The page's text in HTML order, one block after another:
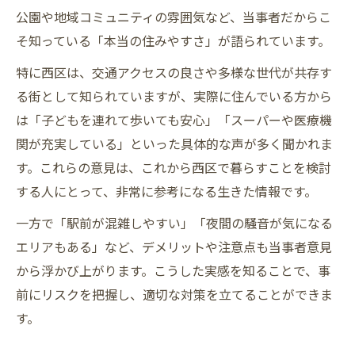
夫
当事者の視点から探る制度選びのコツ
支援制度の比較に役立つ当事者体験談まと
め
パートナーシップ制度の実態を当事者が語る
パートナーシップ制度を当事者が体験した
感想
当事者が語る大阪市パートナーシップ制度
の現状
パートナーシップ制度のメリット・デメリ
ット比較表
事実婚や家族の形を当事者目線で考える
公園や地域コミュニティの雰囲気など、当事者だからこ
そ知っている「本当の住みやすさ」が語られています。
特に西区は、交通アクセスの良さや多様な世代が共存す
る街として知られていますが、実際に住んでいる方から
は「子どもを連れて歩いても安心」「スーパーや医療機
関が充実している」といった具体的な声が多く聞かれま
す。これらの意見は、これから西区で暮らすことを検討
する人にとって、非常に参考になる生きた情報です。
一方で「駅前が混雑しやすい」「夜間の騒音が気になる
エリアもある」など、デメリットや注意点も当事者意見
から浮かび上がります。こうした実感を知ることで、事
前にリスクを把握し、適切な対策を立てることができま
す。